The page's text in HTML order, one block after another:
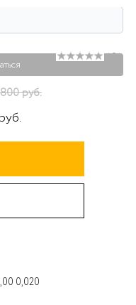
( 0 )
руб.
0,020